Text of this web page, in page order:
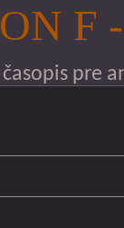
F
pre